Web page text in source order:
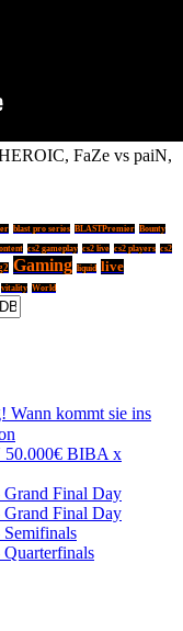
FaZe vs paiN,
blast pro series BLASTPremier Bounty
cs2 gameplay cs2 live cs2 players cs2
Gaming liquid live
vitality World
Wann kommt sie ins
BIBA x
Final Day
Final Day